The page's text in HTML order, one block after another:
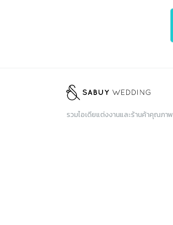
รวมไอเดียแต่งงานและร้านค้าคุณภาพ